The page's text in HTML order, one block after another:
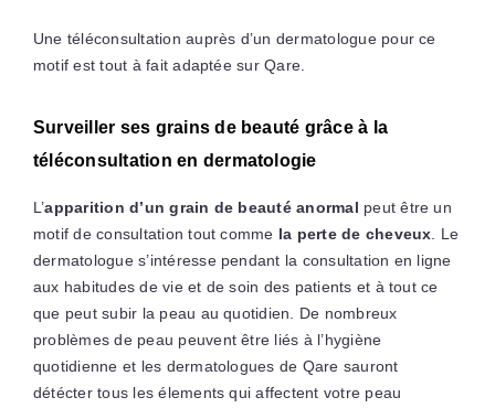
Une téléconsultation auprès d’un dermatologue pour ce
motif est tout à fait adaptée sur Qare.
Surveiller ses grains de beauté grâce à la
téléconsultation en dermatologie
L’apparition d’un grain de beauté anormal peut être un
motif de consultation tout comme la perte de cheveux . Le
dermatologue s’intéresse pendant la consultation en ligne
aux habitudes de vie et de soin des patients et à tout ce
que peut subir la peau au quotidien. De nombreux
problèmes de peau peuvent être liés à l’hygiène
quotidienne et les dermatologues de Qare sauront
détécter tous les élements qui affectent votre peau